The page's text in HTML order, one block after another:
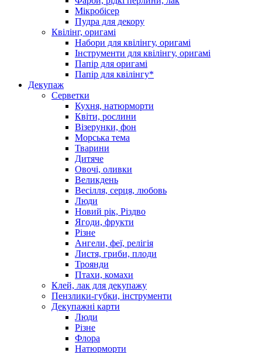
Мікробісер
Пудра для декору
Квілінг, оригамі
Набори для квілінгу, оригамі
Інструменти для квілінгу, оригамі
Папір для оригамі
Папір для квілінгу*
Декупаж
Серветки
Кухня, натюрморти
Квіти, рослини
Візерунки, фон
Морська тема
Тварини
Дитяче
Овочі, оливки
Великдень
Весілля, серця, любовь
Люди
Новий рік, Різдво
Ягоди, фрукти
Різне
Ангели, феї, релігія
Листя, гриби, плоди
Троянди
Птахи, комахи
Клей, лак для декупажу
Пензлики-губки, інструменти
Декупажні карти
Люди
Різне
Флора
Натюрморти